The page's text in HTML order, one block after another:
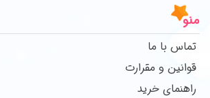
منو
تماس با ما
قوانین و مقرارت
راهنمای خرید